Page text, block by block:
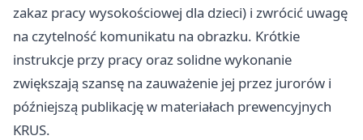
zakaz pracy wysokościowej dla dzieci) i zwrócić uwagę
na czytelność komunikatu na obrazku. Krótkie
instrukcje przy pracy oraz solidne wykonanie
zwiększają szansę na zauważenie jej przez jurorów i
późniejszą publikację w materiałach prewencyjnych
KRUS.